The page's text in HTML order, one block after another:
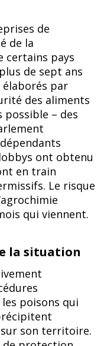
de
de la
certains pays
de sept ans
élaborés par
des aliments
possible – des
ont obtenu
en train
Le risque
qui viennent.
la situation
poisons qui
son territoire.